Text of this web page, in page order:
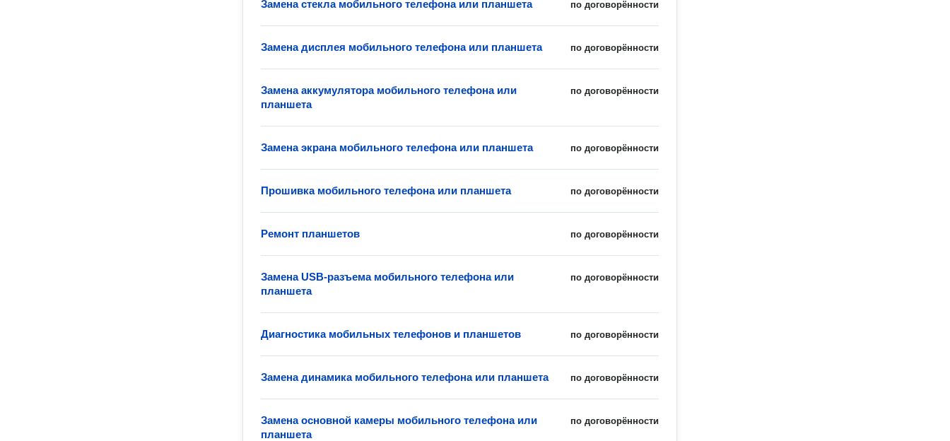
по договорённости
Замена стекла мобильного телефона или планшета
по договорённости
Замена дисплея мобильного телефона или планшета
по договорённости
Замена аккумулятора мобильного телефона или
планшета
по договорённости
Замена экрана мобильного телефона или планшета
по договорённости
Прошивка мобильного телефона или планшета
по договорённости
Ремонт планшетов
по договорённости
Замена USB-разъема мобильного телефона или
планшета
по договорённости
Диагностика мобильных телефонов и планшетов
по договорённости
Замена динамика мобильного телефона или планшета
по договорённости
Замена основной камеры мобильного телефона или
планшета